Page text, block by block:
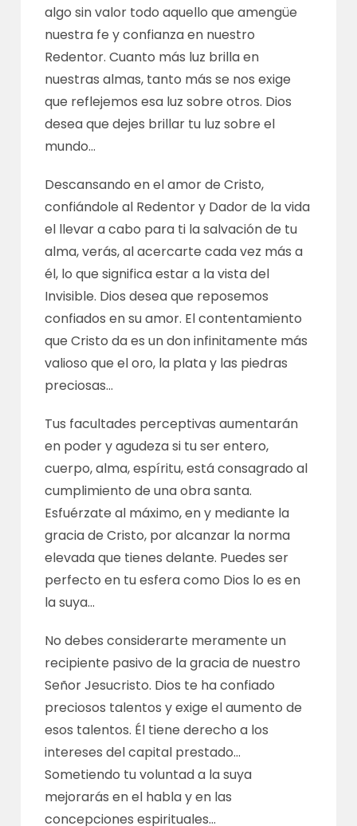
algo sin valor todo aquello que amengüe
nuestra fe y confianza en nuestro
Redentor. Cuanto más luz brilla en
nuestras almas, tanto más se nos exige
que reflejemos esa luz sobre otros. Dios
desea que dejes brillar tu luz sobre el
mundo…
Descansando en el amor de Cristo,
confiándole al Redentor y Dador de la vida
el llevar a cabo para ti la salvación de tu
alma, verás, al acercarte cada vez más a
él, lo que significa estar a la vista del
Invisible. Dios desea que reposemos
confiados en su amor. El contentamiento
que Cristo da es un don infinitamente más
valioso que el oro, la plata y las piedras
preciosas…
Tus facultades perceptivas aumentarán
en poder y agudeza si tu ser entero,
cuerpo, alma, espíritu, está consagrado al
cumplimiento de una obra santa.
Esfuérzate al máximo, en y mediante la
gracia de Cristo, por alcanzar la norma
elevada que tienes delante. Puedes ser
perfecto en tu esfera como Dios lo es en
la suya…
No debes considerarte meramente un
recipiente pasivo de la gracia de nuestro
Señor Jesucristo. Dios te ha confiado
preciosos talentos y exige el aumento de
esos talentos. Él tiene derecho a los
intereses del capital prestado…
Sometiendo tu voluntad a la suya
mejorarás en el habla y en las
concepciones espirituales…